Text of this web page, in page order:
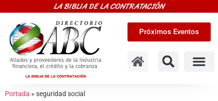
LA BIBLIA DE LA CONTRATACIÓN
Próximos Eventos
Portada » seguridad social